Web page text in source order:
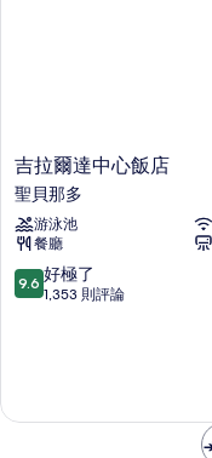
吉
拉
爾
達
中
心
飯
吉拉爾達中心飯店
聖貝那多
游泳池
餐廳
9.6
分，
極
9.6 好極了
1,353 則評論